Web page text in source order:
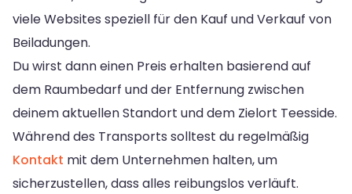
viele Websites speziell für den Kauf und Verkauf von
Beiladungen.
Du wirst dann einen Preis erhalten basierend auf
dem Raumbedarf und der Entfernung zwischen
deinem aktuellen Standort und dem Zielort Teesside.
Während des Transports solltest du regelmäßig
Kontakt mit dem Unternehmen halten, um
sicherzustellen, dass alles reibungslos verläuft.